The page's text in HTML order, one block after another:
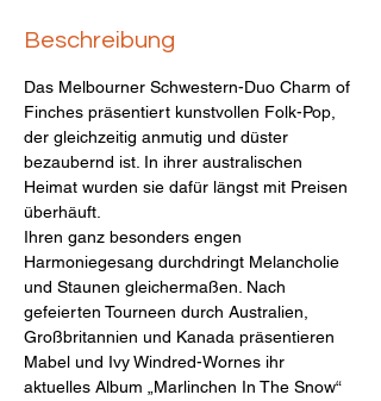
Beschreibung
Das Melbourner Schwestern-Duo Charm of
Finches präsentiert kunstvollen Folk-Pop,
der gleichzeitig anmutig und düster
bezaubernd ist. In ihrer australischen
Heimat wurden sie dafür längst mit Preisen
überhäuft.
Ihren ganz besonders engen
Harmoniegesang durchdringt Melancholie
und Staunen gleichermaßen. Nach
gefeierten Tourneen durch Australien,
Großbritannien und Kanada präsentieren
Mabel und Ivy Windred-Wornes ihr
aktuelles Album „Marlinchen In The Snow“